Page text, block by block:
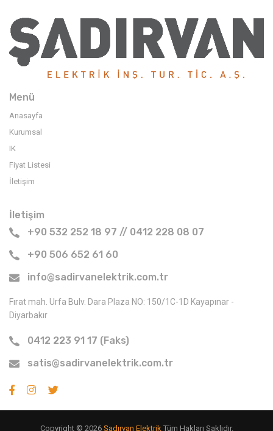
Menü
Anasayfa
Kurumsal
IK
Fiyat Listesi
İletişim
İletişim
+90 532 252 18 97 // 0412 228 08 07
+90 506 652 61 60
info@sadirvanelektrik.com.tr
Fırat mah. Urfa Bulv. Dara Plaza NO: 150/1C-1D Kayapınar -
Diyarbakır
0412 223 91 17 (Faks)
satis@sadirvanelektrik.com.tr
Copyright © 2026 Şadırvan Elektrik Tüm Hakları Saklıdır.